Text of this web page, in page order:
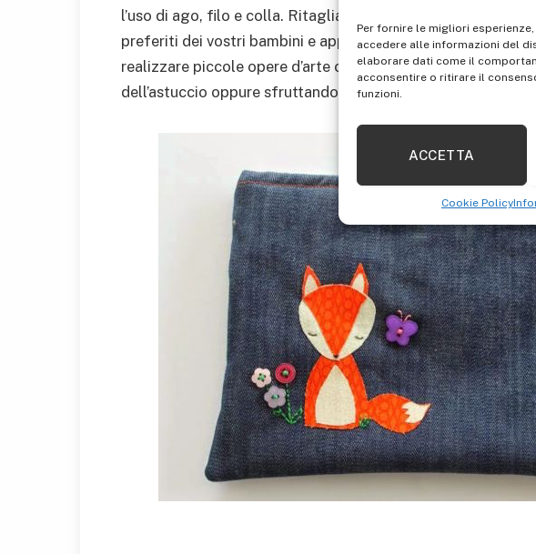
Per fornire le migliori
accedere alle informazioni del
elaborare dati come il
acconsentire o ritirare il
funzioni.
ACCETTA
Cookie Policy
l’uso di ago, filo e colla. Ritagliate forme di animaletti o
preferiti dei vostri bambini e applicateli nella posizione
realizzare piccole opere d’arte con il punto croce o
dell’astuccio oppure sfruttando altri pezzi di stoffa.